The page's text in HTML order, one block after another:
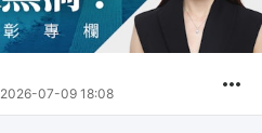
2026-07-09 18:08